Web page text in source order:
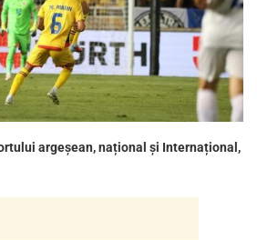
argeșean, național și Internațional,